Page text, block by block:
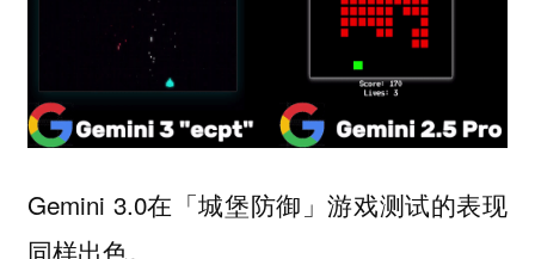
Gemini 3.0在「城堡防御」游戏测试的表现
同样出色。